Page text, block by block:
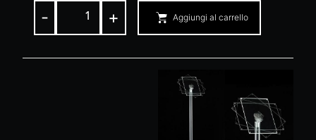
- + Aggiungi al carrello